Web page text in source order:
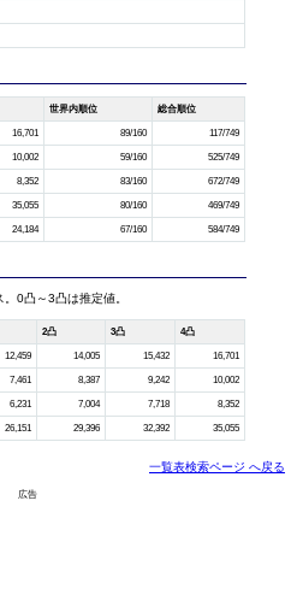
世界内順位 総合順位
16,701 89/160 117/749
10,002 59/160 525/749
8,352 83/160 672/749
35,055 80/160 469/749
24,184 67/160 584/749
0凸～3凸は推定値。
2凸 3凸 4凸
12,459 14,005 15,432 16,701
7,461 8,387 9,242 10,002
6,231 7,004 7,718 8,352
26,151 29,396 32,392 35,055
一覧表検索ページ へ戻る
広告